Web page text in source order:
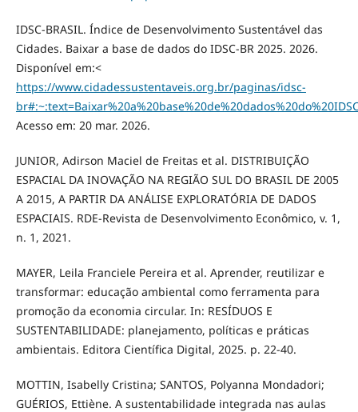
IDSC-BRASIL. Índice de Desenvolvimento Sustentável das
Cidades. Baixar a base de dados do IDSC-BR 2025. 2026.
Disponível em:<
https://www.cidadessustentaveis.org.br/paginas/idsc-
Acesso em: 20 mar. 2026.
JUNIOR, Adirson Maciel de Freitas et al. DISTRIBUIÇÃO
ESPACIAL DA INOVAÇÃO NA REGIÃO SUL DO BRASIL DE 2005
A 2015, A PARTIR DA ANÁLISE EXPLORATÓRIA DE DADOS
ESPACIAIS. RDE-Revista de Desenvolvimento Econômico, v. 1,
n. 1, 2021.
MAYER, Leila Franciele Pereira et al. Aprender, reutilizar e
transformar: educação ambiental como ferramenta para
promoção da economia circular. In: RESÍDUOS E
SUSTENTABILIDADE: planejamento, políticas e práticas
ambientais. Editora Científica Digital, 2025. p. 22-40.
MOTTIN, Isabelly Cristina; SANTOS, Polyanna Mondadori;
GUÉRIOS, Ettiène. A sustentabilidade integrada nas aulas